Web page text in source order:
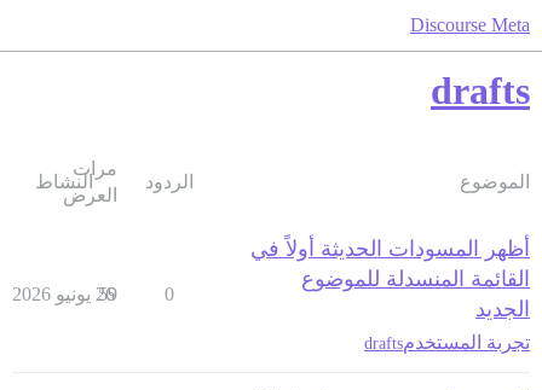
Discourse Meta
drafts
الموضوع الردود
مرات
العرض
النشاط
أظهر المسودات الحديثة أولاً في
القائمة المنسدلة للموضوع
الجديد
تجربة المستخدمdrafts
0
59
26 يونيو 2026